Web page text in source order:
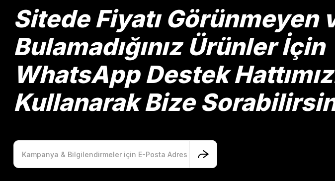
Ürün fiyatı diğer sitelerden daha pahalı.
Bu ürüne benzer farklı alternatifler olmalı.
Sitede Fiyatı Görünmeyen
Bulamadığınız Ürünler İçin
WhatsApp Destek
Kullanarak Bize